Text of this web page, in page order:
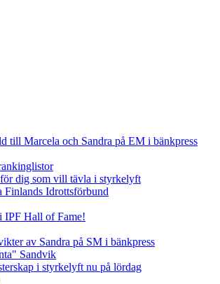
till Marcela och Sandra på EM i bänkpress
dig som vill tävla i styrkelyft
Finlands Idrottsförbund
IPF Hall of Fame!
av Sandra på SM i bänkpress
Sandvik
i styrkelyft nu på lördag